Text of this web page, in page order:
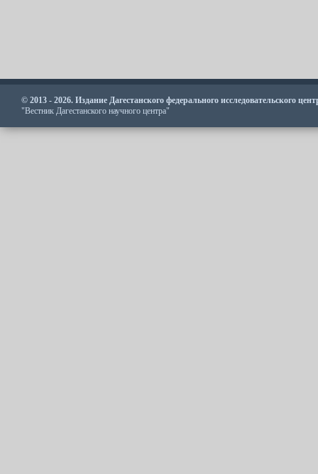
© 2013 - 2026. Издание Дагестанского федерального исследовательского
"Вестник Дагестанского научного центра"